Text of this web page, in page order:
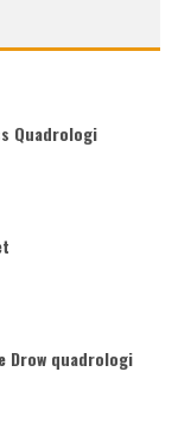
Quadrologi
Drow quadrologi